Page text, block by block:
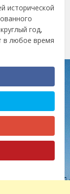
исторической
год,
в любое время